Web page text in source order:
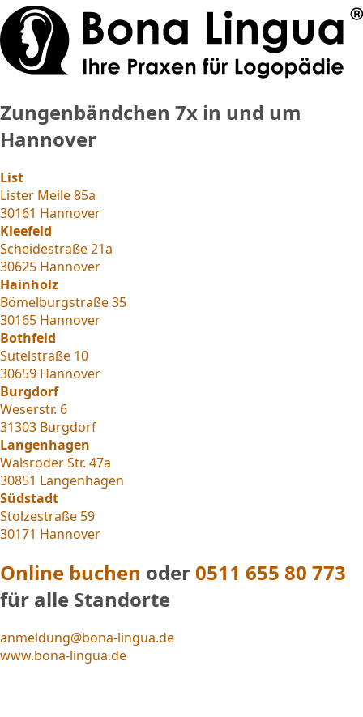
Zungenbändchen 7x in und um
Hannover
List
Lister Meile 85a
30161 Hannover
Kleefeld
Scheidestraße 21a
30625 Hannover
Hainholz
Bömelburgstraße 35
30165 Hannover
Bothfeld
Sutelstraße 10
30659 Hannover
Burgdorf
Weserstr. 6
31303 Burgdorf
Langenhagen
Walsroder Str. 47a
30851 Langenhagen
Südstadt
Stolzestraße 59
30171 Hannover
Online buchen oder0511 655 80 773
für alle Standorte
anmeldung@bona-lingua.de
www.bona-lingua.de